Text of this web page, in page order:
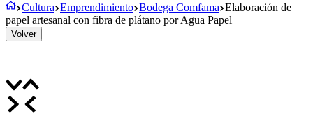
Cultura Emprendimiento Bodega Comfama Elaboración de
papel artesanal con fibra de plátano por Agua Papel
Volver